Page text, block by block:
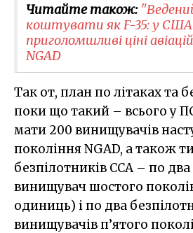
Читайте також:
коштувати як F-35: у США
приголомшливі ціні
NGAD
Так от, план по літаках та
поки що такий – всього у
мати 200 винищувачів
покоління NGAD, а також
безпілотників CCA – по
винищувач шостого
одиниць) і по два
винищувачів п’ятого